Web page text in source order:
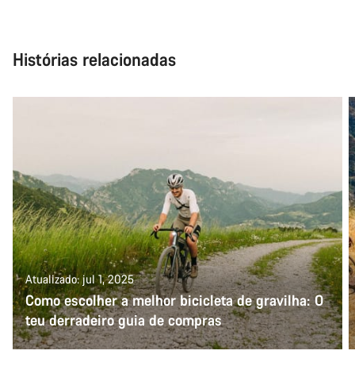
Histórias relacionadas
Atualizado: jul 1, 2025
Como escolher a melhor bicicleta de gravilha: O
teu derradeiro guia de compras